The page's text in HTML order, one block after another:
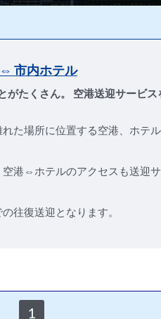
市内ホテル
がたくさん。 空港送迎サービ
た場所に位置する空港、ホテ
港⇔ホテルのアクセスも送迎
往復送迎となります。
1